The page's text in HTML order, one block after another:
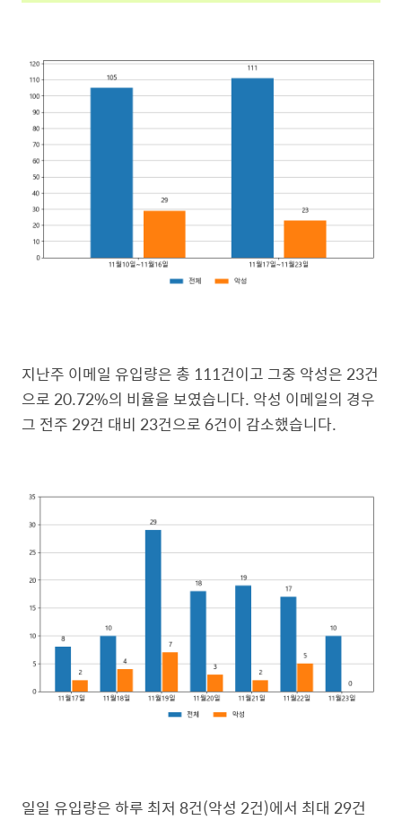
지난주 이메일 유입량은 총 111건이고 그중 악성은 23건
으로 20.72%의 비율을 보였습니다. 악성 이메일의 경우
그 전주 29건 대비 23건으로 6건이 감소했습니다.
일일 유입량은 하루 최저 8건(악성 2건)에서 최대 29건